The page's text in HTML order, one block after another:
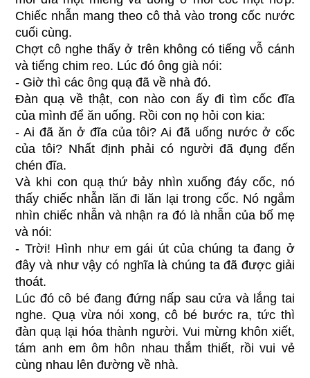
Chiếc nhẫn mang theo cô thả vào trong cốc nước
cuối cùng.
Chợt cô nghe thấy ở trên không có tiếng vỗ cánh
và tiếng chim reo. Lúc đó ông già nói:
- Giờ thì các ông quạ đã về nhà đó.
Đàn quạ về thật, con nào con ấy đi tìm cốc đĩa
của mình để ăn uống. Rồi con nọ hỏi con kia:
- Ai đã ăn ở đĩa của tôi? Ai đã uống nước ở cốc
của tôi? Nhất định phải có người đã đụng đến
chén đĩa.
Và khi con quạ thứ bảy nhìn xuống đáy cốc, nó
thấy chiếc nhẫn lăn đi lăn lại trong cốc. Nó ngắm
nhìn chiếc nhẫn và nhận ra đó là nhẫn của bố mẹ
và nói:
- Trời! Hình như em gái út của chúng ta đang ở
đây và như vậy có nghĩa là chúng ta đã được giải
thoát.
Lúc đó cô bé đang đứng nấp sau cửa và lắng tai
nghe. Quạ vừa nói xong, cô bé bước ra, tức thì
đàn quạ lại hóa thành người. Vui mừng khôn xiết,
tám anh em ôm hôn nhau thắm thiết, rồi vui vẻ
cùng nhau lên đường về nhà.